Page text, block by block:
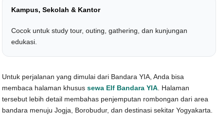
Kampus, Sekolah & Kantor
Cocok untuk study tour, outing, gathering, dan kunjungan
edukasi.
Untuk perjalanan yang dimulai dari Bandara YIA, Anda bisa
membaca halaman khusussewa Elf Bandara YIA . Halaman
tersebut lebih detail membahas penjemputan rombongan dari area
bandara menuju Jogja, Borobudur, dan destinasi sekitar Yogyakarta.